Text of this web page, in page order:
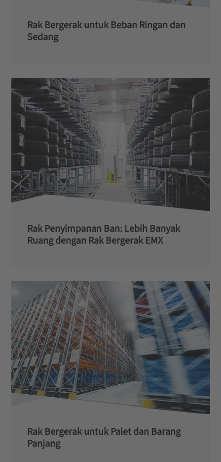
Rak Bergerak untuk Beban Ringan dan
Sedang
Rak Penyimpanan Ban: Lebih Banyak
Ruang dengan Rak Bergerak EMX
Rak Bergerak untuk Palet dan Barang
Panjang